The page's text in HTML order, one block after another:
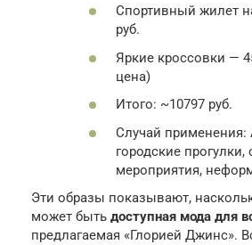
Спортивный жилет
руб.
Яркие кроссовки —
цена)
Итого: ~10797 руб.
Случай
городские
мероприятия,
Эти образы показывают,
может быть доступная мода для
предлагаемая «Глорией Джинс».